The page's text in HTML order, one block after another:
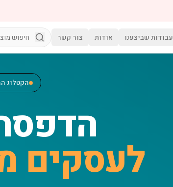
עבודות שביצענו אודות צור קשר
הקטלוג
לעסקים